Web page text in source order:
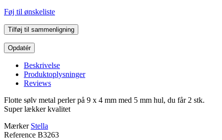
Føj til ønskeliste
Tilføj til sammenligning
Beskrivelse
Produktoplysninger
Reviews
Flotte sølv metal perler på 9 x 4 mm med 5 mm hul, du får 2 stk.
Super lækker kvalitet
Mærker Stella
Reference B3263